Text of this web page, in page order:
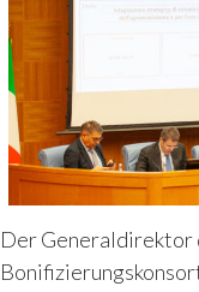
Der Generaldirektor